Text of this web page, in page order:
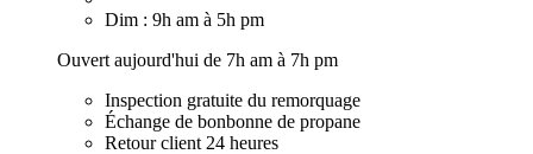
Dim : 9h am à 5h pm
Ouvert aujourd'hui de 7h am à 7h pm
Inspection gratuite du remorquage
Échange de bonbonne de propane
Retour client 24 heures